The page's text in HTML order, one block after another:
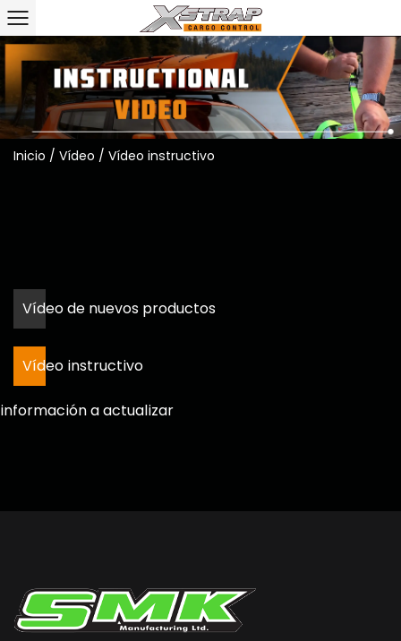
Inicio / Vídeo / Vídeo instructivo
Vídeo de nuevos productos
Vídeo instructivo
información a actualizar